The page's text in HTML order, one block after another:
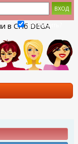
Запомнить?